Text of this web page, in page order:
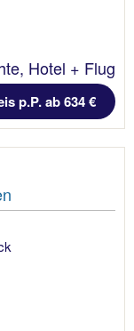
Hotel + Flug
p.P. ab 634 €